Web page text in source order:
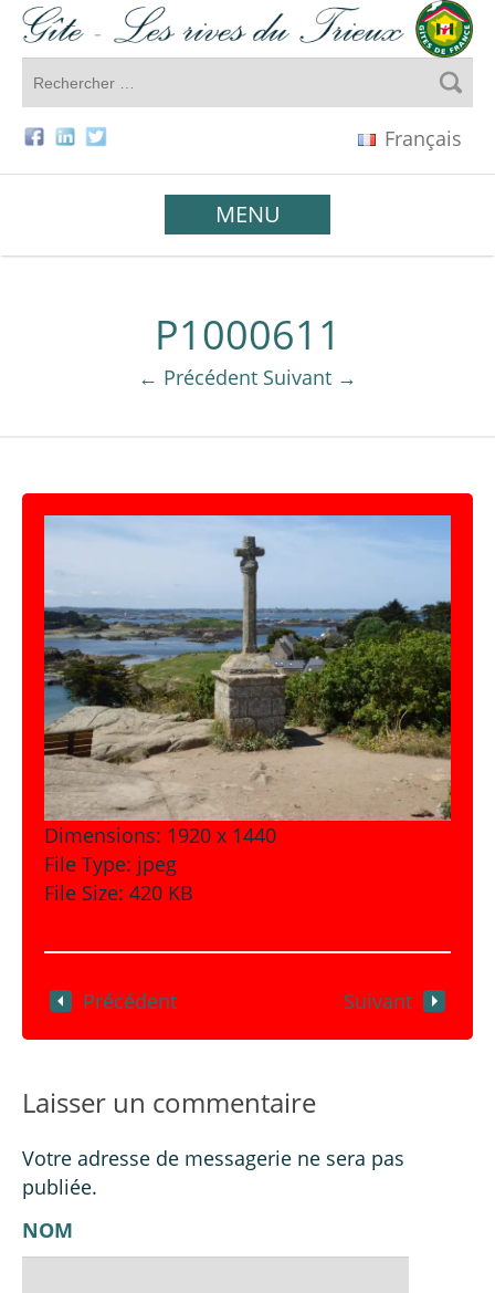
Français
MENU
P1000611
← Précédent Suivant →
Dimensions: 1920 x 1440
File Type: jpeg
File Size: 420 KB
Précédent Suivant
Laisser un commentaire
Votre adresse de messagerie ne sera pas
publiée.
NOM